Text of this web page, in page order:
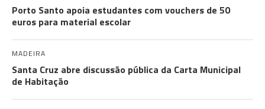
Porto Santo apoia estudantes com vouchers de 50
euros para material escolar
MADEIRA
Santa Cruz abre discussão pública da Carta Municipal
de Habitação